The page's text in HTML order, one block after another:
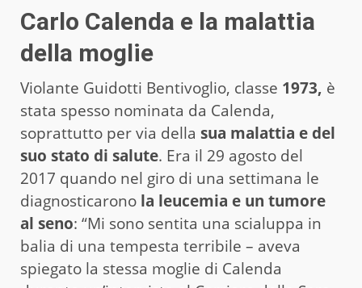
Carlo Calenda e la malattia
della moglie
Violante Guidotti Bentivoglio, classe 1973, è
stata spesso nominata da Calenda,
soprattutto per via della sua malattia e del
suo stato di salute. Era il 29 agosto del
2017 quando nel giro di una settimana le
diagnosticarono la leucemia e un tumore
al seno: “Mi sono sentita una scialuppa in
balia di una tempesta terribile – aveva
spiegato la stessa moglie di Calenda